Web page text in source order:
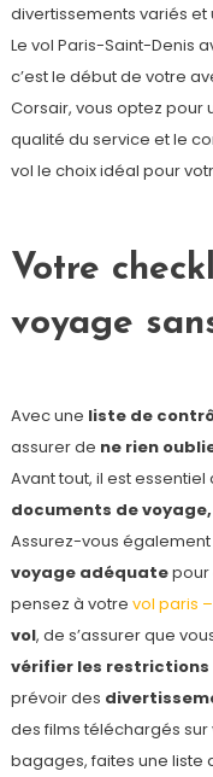
divertissements variés
Le vol Paris-Saint-Denis
c’est le début de votre
Corsair, vous optez pour
qualité du service et le
vol le choix idéal pour
Votre
voyage
Avec une liste de
assurer de ne rien
Avant tout, il est essentiel
documents de voyage,
Assurez-vous également
voyage adéquatepour
pensez à votre vol paris
vol, de s’assurer que
vérifier les
prévoir des
des films téléchargés
bagages, faites une liste